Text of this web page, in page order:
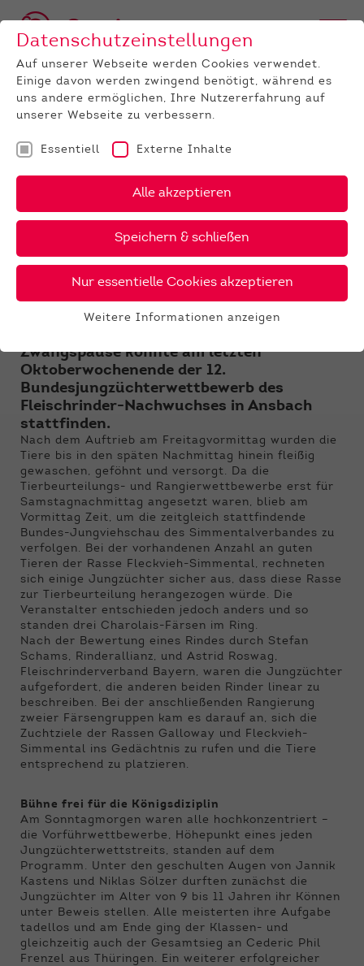
UNTERNEHMEN News
Triple Crown für Jungzüchter
beim Bundestreffen in
Ansbach
Zwangspause konnte am letzten
Oktoberwochenende der 12.
Bundesjungzüchterwettbewerb des
Fleischrinder-Nachwuchses in Ansbach
stattfinden.
Nach dem Auftrieb am Freitagvormittag wurden die
Tiere bis in den späten Nachmittag hinein fleißig
gewaschen, geföhnt und versorgt. Da die
Tierbeurteilungs- und Rangierwettbewerbe erst für
Samstagnachmittag angesetzt waren, blieb am
Vormittag Zeit, um die zeitgleich stattfindende
Bundes-Jungviehschau des Simmentalverbandes zu
verfolgen. Bei der vorhandenen Anzahl an guten
Tieren der Rasse Fleckvieh-Simmental, rechneten
sich einige Jungzüchter sicher aus, dass diese Rasse
zur Tierbeurteilung herangezogen würde. Die
Veranstalter entschieden jedoch anders und so
standen drei Charolais-Färsen im Ring.
Nach der Bewertung eines Rindes durch Stefan
Schams, Rinderallianz, und Astrid Roswag,
Fleischrinderverband Bayern, waren die Jungzüchter
aufgefordert, die anderen beiden Rinder linear zu
beschreiben. Bei der anschließenden Rangierung
zweier Färsengruppen kam es darauf an, sich die
Zuchtziele der Rassen Galloway und Fleckvieh-
Simmental ins Gedächtnis zu rufen und die Tiere
entsprechend zu platzieren.
Bühne frei für die Königsdiziplin
Am Sonntagmorgen waren alle hochkonzentriert –
die Vorführwettbewerbe, Höhepunkt eines jeden
Jungzüchterwettstreits, standen auf dem
Programm. Unter den geschulten Augen von Jannik
Kastens und Niklas Sölzer durften zunächst die
Jungzüchter im Alter von 9 bis 11 Jahren ihr Können
unter Beweis stellen. Alle meisterten ihre Aufgabe
tadellos und am Ende ging der Klassen- und
gleichzeitig auch der Gesamtsieg an Cederic Phil
Frenzel aus Thüringen. Ein weiterer erfolgreicher
Datenschutzeinstellungen
Auf unserer Webseite werden Cookies verwendet.
Einige davon werden zwingend benötigt, während es
uns andere ermöglichen, Ihre Nutzererfahrung auf
unserer Webseite zu verbessern.
Essentiell Externe Inhalte
Alle akzeptieren
Speichern & schließen
Nur essentielle Cookies akzeptieren
Funktionen der Webseite benötigt. Dadurch ist
gewährleistet, dass die Webseite einwandfrei
funktioniert.
Name cookie_optin
Anbieter Qnetics
Laufzeit 1 Jahr
Zweck Cookie Einstellungen speichern
Cookie-Informationen anzeigen
Externe Inhalte
Wir verwenden auf unserer Website externe
Inhalte, um Ihnen zusätzliche Informationen
anzubieten.
Weitere Informationen anzeigen